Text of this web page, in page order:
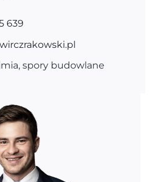
639
spory budowlane